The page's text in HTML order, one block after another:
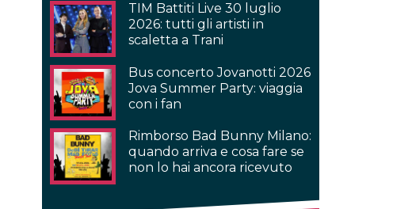
TIM Battiti Live 30 luglio
2026: tutti gli artisti in
scaletta a Trani
Bus concerto Jovanotti 2026
Jova Summer Party: viaggia
con i fan
Rimborso Bad Bunny Milano:
quando arriva e cosa fare se
non lo hai ancora ricevuto